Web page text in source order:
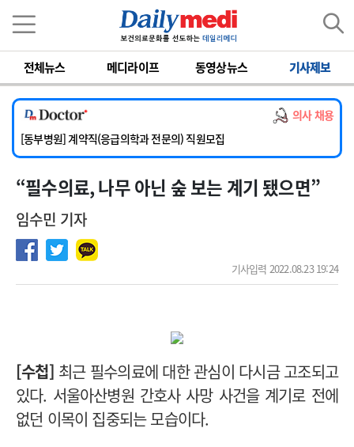
전체뉴스 메디라이프 동영상뉴스 기사제보
의사 채용
[서울아산병원] 2026년 하반기 인턴 모집
[영남대학교의료원] 마취통증의학과 임기제 임상의사 채용
[충남대학교병원] 소아청소년과(소아응급전담) 계약직 의사 공개채용
[동부병원] 계약직(응급의학과 전문의) 직원모집
[이대목동병원] 하반기 전공의(레지던트1년차) 모집
[서울아산병원] 2026년 하반기 인턴 모집
“필수의료, 나무 아닌 숲 보는 계기 됐으면”
임수민 기자
기사입력 2022.08.23 19:24
[수첩] 최근 필수의료에 대한 관심이 다시금 고조되고
있다. 서울아산병원 간호사 사망 사건을 계기로 전에
없던 이목이 집중되는 모습이다.